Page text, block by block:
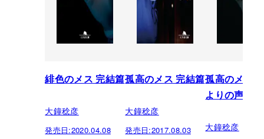
緋色のメス 完結篇
大鐘稔彦
発売日:2020.04.08
孤高のメス 完結篇
大鐘稔彦
発売日:2017.08.03
孤高のメス
よりの声
大鐘稔彦